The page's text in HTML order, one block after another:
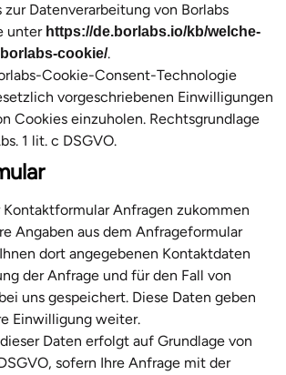
zur Datenverarbeitung von Borlabs
unter https://de.borlabs.io/kb/welche-
cookie/.
Cookie-Consent-Technologie
vorgeschriebenen Einwilligungen
Cookies einzuholen. Rechtsgrundlage
1 lit. c DSGVO.
Kontaktformular Anfragen zukommen
Angaben aus dem Anfrageformular
dort angegebenen Kontaktdaten
der Anfrage und für den Fall von
uns gespeichert. Diese Daten geben
Einwilligung weiter.
Daten erfolgt auf Grundlage von
sofern Ihre Anfrage mit der